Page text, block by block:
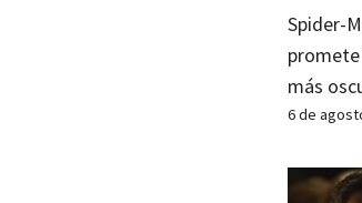
Spider-
promete
más
6 de